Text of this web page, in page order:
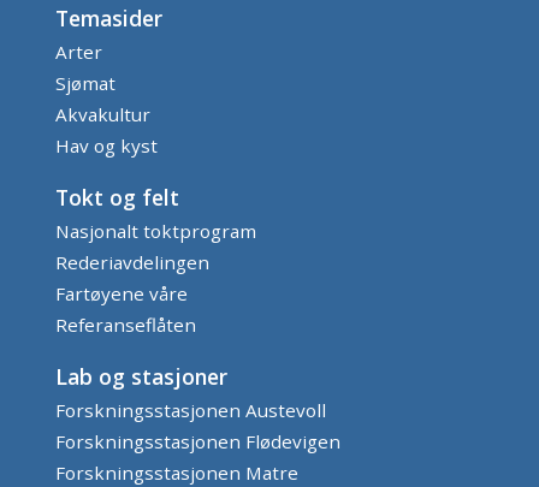
Temasider
Arter
Sjømat
Akvakultur
Hav og kyst
Tokt og felt
Nasjonalt toktprogram
Rederiavdelingen
Fartøyene våre
Referanseflåten
Lab og stasjoner
Forskningsstasjonen Austevoll
Forskningsstasjonen Flødevigen
Forskningsstasjonen Matre